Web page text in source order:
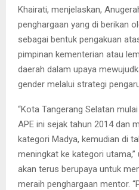
Khairati, menjelaskan,
penghargaan yang di berikan
sebagai bentuk pengakuan
pimpinan kementerian atau
daerah dalam upaya
gender melalui strategi
“Kota Tangerang Selatan
APE ini sejak tahun 2014 dan
kategori Madya, kemudian di
meningkat ke kategori utama,”
akan terus berupaya untuk
meraih penghargaan mentor.